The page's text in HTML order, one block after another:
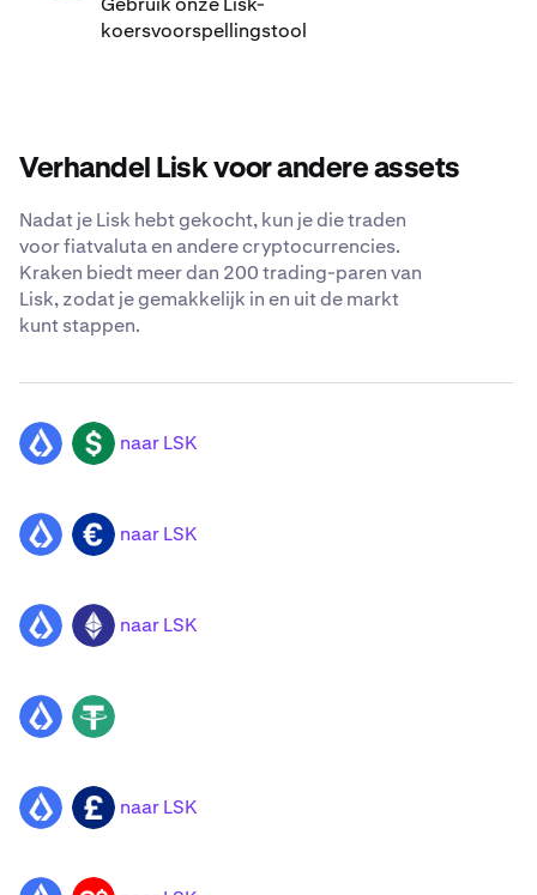
koersvoorspellingstool
Verhandel Lisk voor andere assets
Nadat je Lisk hebt gekocht, kun je die traden
voor fiatvaluta en andere cryptocurrencies.
Kraken biedt meer dan 200 trading-paren van
Lisk, zodat je gemakkelijk in en uit de markt
kunt stappen.
LSK USD naar LSK
LSK EUR naar LSK
LSK ETH naar LSK
LSK USDT
LSK GBP naar LSK